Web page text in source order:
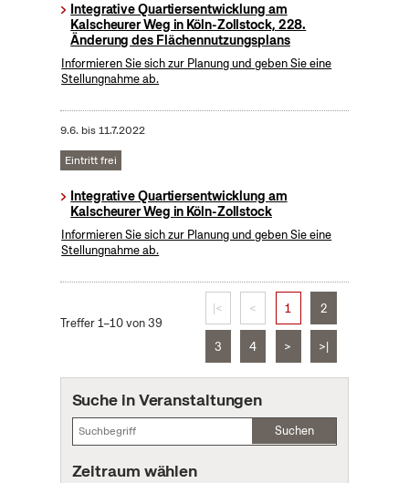
Integrative Quartiersentwicklung am
Kalscheurer Weg in Köln-Zollstock, 228.
Änderung des Flächennutzungsplans
Informieren Sie sich zur Planung und geben Sie eine
Stellungnahme ab.
9.6. bis11.7.2022
Eintritt frei
Integrative Quartiersentwicklung am
Kalscheurer Weg in Köln-Zollstock
Informieren Sie sich zur Planung und geben Sie eine
Stellungnahme ab.
Treffer 1–10 von 39
|< < 1 2
3 4 > >|
Suche in Veranstaltungen
Suchen
Zeitraum wählen